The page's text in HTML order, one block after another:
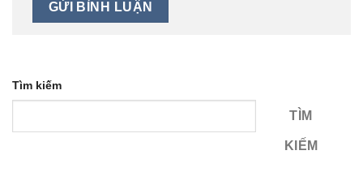
Tìm kiếm
TÌM
KIẾM